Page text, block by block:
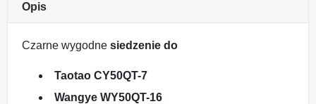
Opis
Czarne wygodne siedzenie do
Taotao CY50QT-7
Wangye WY50QT-16